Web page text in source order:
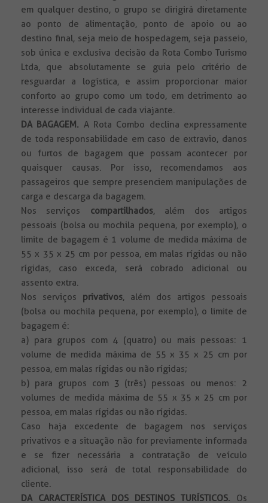
em qualquer destino, o grupo se dirigirá diretamente
ao ponto de alimentação, ponto de apoio ou ao
destino final, seja meio de hospedagem, seja passeio,
sob única e exclusiva decisão da Rota Combo Turismo
Ltda, que absolutamente se guia pelo critério de
resguardar a logística, e assim proporcionar maior
conforto ao grupo como um todo, em detrimento ao
interesse individual de cada viajante.
DA BAGAGEM. A Rota Combo declina expressamente
de toda responsabilidade em caso de extravio, danos
ou furtos de bagagem que possam acontecer por
quaisquer causas. Por isso, recomendamos aos
passageiros que sempre presenciem manipulações de
carga e descarga da bagagem.
Nos serviços compartilhados, além dos artigos
pessoais (bolsa ou mochila pequena, por exemplo), o
limite de bagagem é 1 volume de medida máxima de
55 x 35 x 25 cm por pessoa, em malas rígidas ou não
rígidas, caso exceda, será cobrado adicional ou
assento extra.
Nos serviços privativos, além dos artigos pessoais
(bolsa ou mochila pequena, por exemplo), o limite de
bagagem é:
a) para grupos com 4 (quatro) ou mais pessoas: 1
volume de medida máxima de 55 x 35 x 25 cm por
pessoa, em malas rígidas ou não rígidas;
b) para grupos com 3 (três) pessoas ou menos: 2
volumes de medida máxima de 55 x 35 x 25 cm por
pessoa, em malas rígidas ou não rígidas.
Caso haja excedente de bagagem nos serviços
privativos e a situação não for previamente informada
e se fizer necessária a contratação de veículo
adicional, isso será de total responsabilidade do
cliente.
DA CARACTERÍSTICA DOS DESTINOS TURÍSTICOS. Os